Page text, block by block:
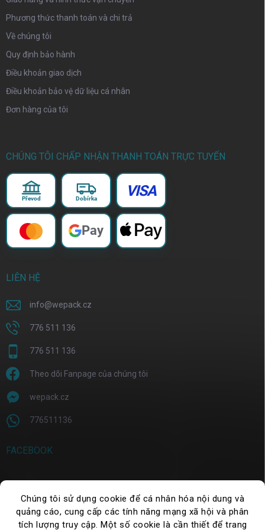
Chúng tôi sử dụng cookie để cá nhân hóa nội dung và
quảng cáo, cung cấp các tính năng mạng xã hội và phân
tích lượng truy cập. Một số cookie là cần thiết để trang
Phương thức thanh toán và chi trả
Về chúng tôi
Quy định bảo hành
Điều khoản giao dịch
Điều khoản bảo vệ dữ liệu cá nhân
Đơn hàng của tôi
CHÚNG TÔI CHẤP NHẬN THANH TOÁN TRỰC TUYẾN
Převod Dobírka VISA
Pay
LIÊN HỆ
info@wepack.cz
776 511 136
776 511 136
Theo dõi Fanpage của chúng tôi
wepack.cz
776511136
FACEBOOK
TÌM KIẾM
Tìm